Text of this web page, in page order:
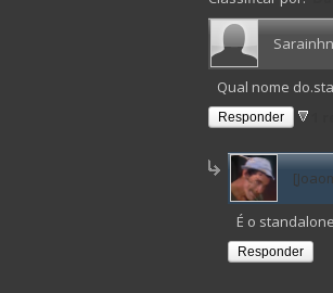
Qual nome
Responder
É o
Responder